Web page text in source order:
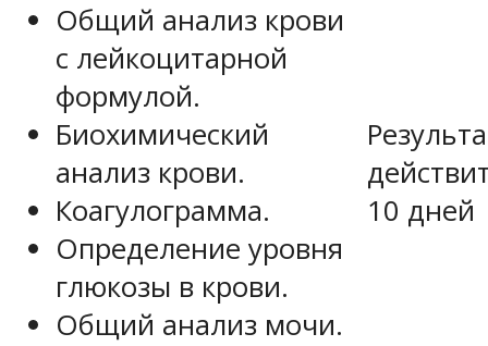
Общий анализ крови
с лейкоцитарной
формулой.
Биохимический
анализ крови.
Коагулограмма.
Определение уровня
глюкозы в крови.
Общий анализ мочи.
10 дней